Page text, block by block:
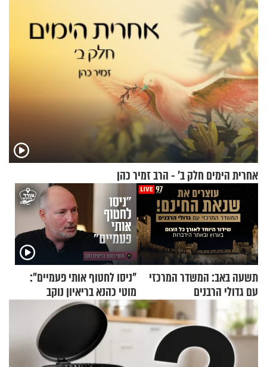
אחרית הימים חלק ב’ - הרב זמיר כהן
תשעה באב: המשדר המרכזי
עם גדולי הרבנים
"ניסו לחטוף אותי פעמיים":
מוטי כהנא בריאיון נוקב